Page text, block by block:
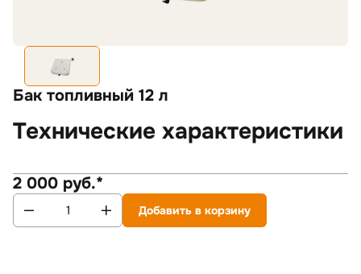
Бак топливный 12 л
Технические характеристики
2 000 руб.*
Добавить в корзину